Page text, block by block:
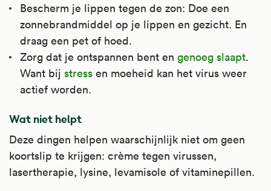
Kijk voor meer informatie op
Apotheek.nl
.
Kijk voor meer informatie op
Apotheek.nl
.
Bescherm je lippen tegen de zon: Doe een
zonnebrandmiddel op je lippen en gezicht. En
draag een pet of hoed.
Zorg dat je ontspannen bent en genoeg slaapt.
Want bij stress en moeheid kan het virus weer
actief worden.
Wat niet helpt
Deze dingen helpen waarschijnlijk niet om geen
koortslip te krijgen: crème tegen virussen,
lasertherapie, lysine, levamisole of vitaminepillen.